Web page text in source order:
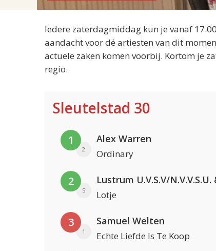
Iedere zaterdagmiddag kun je vanaf
aandacht voor dé artiesten van dit
actuele zaken komen voorbij. Kortom je
regio.
Sleutelstad 30
1
2
Alex Warren
Ordinary
2
5 Lotje
3
1
Samuel Welten
Echte Liefde Is Te Koop